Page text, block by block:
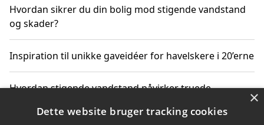
Hvordan sikrer du din bolig mod stigende vandstand
og skader?
Inspiration til unikke gaveidéer for havelskere i 20’erne
Hvordan stigende vandstand påvirker truede
×
Dette website bruger tracking cookies